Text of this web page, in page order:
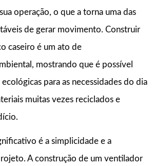
operação, o que a torna uma das
de gerar movimento. Construir
caseiro é um ato de
mostrando que é possível
para as necessidades do dia
muitas vezes reciclados e
é a simplicidade e a
A construção de um ventilador